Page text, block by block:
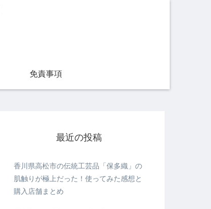
免責事項
最近の投稿
香川県高松市の伝統工芸品「保多織」の
肌触りが極上だった！使ってみた感想と
購入店舗まとめ